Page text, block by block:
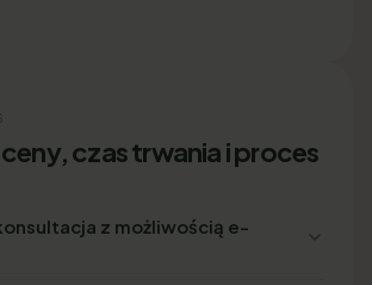
czas trwania i proces
z możliwością e-